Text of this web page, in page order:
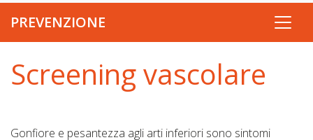
PREVENZIONE
Screening vascolare
Gonfiore e pesantezza agli arti inferiori sono sintomi